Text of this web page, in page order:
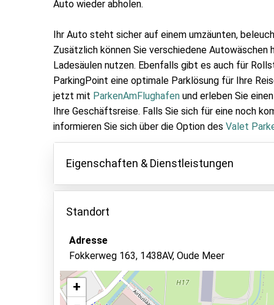
Auto wieder abholen.
Ihr Auto steht sicher auf einem umzäunten,
Zusätzlich können Sie verschiedene Autowäschen
Ladesäulen nutzen. Ebenfalls gibt es auch für
ParkingPoint eine optimale Parklösung für Ihre
jetzt mit ParkenAmFlughafen und erleben Sie
Ihre Geschäftsreise. Falls Sie sich für eine noch
informieren Sie sich über die Option des Valet
Eigenschaften & Dienstleistungen
Eigenschaften
Parken innen
Fahrzeugschlüssel behalten
Überwachtes Parken
Videoüberwachung
Autowäsche
Standort
Adresse
Fokkerweg 163, 1438AV, Oude Meer
+